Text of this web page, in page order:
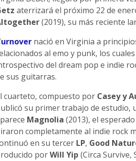
aterrizará el próximo 22 de
(2019), su más reciente
nació en Virginia a
al emo y punk, los
del dream pop e indie
sus guitarras.
cuarteto, compuesto por Casey y
su primer trabajo de estudio,
Magnolia (2013), el
completamente al indie rock
en su tercer LP, Good
porWill Yip (Circa Survive,